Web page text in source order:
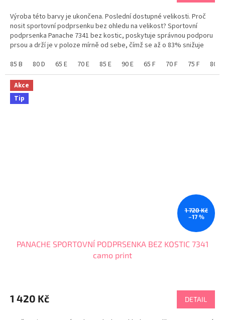
z
5
hvězdiček.
Výroba této barvy je ukončena. Poslední dostupné velikosti. Proč
nosit sportovní podprsenku bez ohledu na velikost? Sportovní
podprsenka Panache 7341 bez kostic, poskytuje správnou podporu
prsou a drží je v poloze mírně od sebe, čímž se až o 83% snižuje
85 B
80 D 65 E 70 E 85 E 90 E 65 F 70 F 75 F 80 F
Akce
Tip
1 720 Kč
–17 %
PANACHE SPORTOVNÍ PODPRSENKA BEZ KOSTIC 7341
camo print
1 420 Kč DETAIL